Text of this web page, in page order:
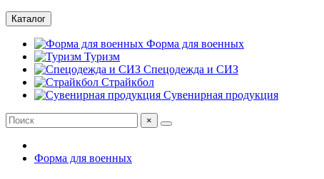
Каталог
Форма для военных
Туризм
Спецодежда и СИЗ
Страйкбол
Сувенирная продукция
×
Форма для военных